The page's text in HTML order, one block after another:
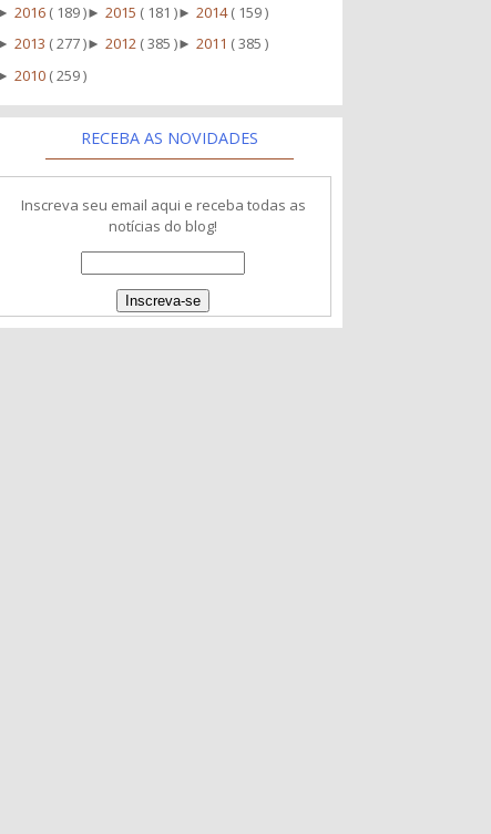
2016 ( 189 )►2015 ( 181 )►2014( 159 )
2013 ( 277 )►2012 ( 385 )►2011 ( 385 )
2010 ( 259 )
RECEBA AS NOVIDADES
Inscreva seu email aqui e receba todas as
notícias do blog!